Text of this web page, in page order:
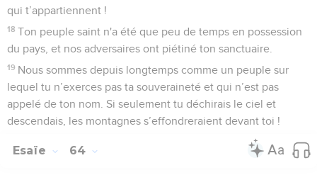
qui t’appartiennent !
18 Ton peuple saint n'a été que peu de temps en possession
du pays, et nos adversaires ont piétiné ton sanctuaire.
19 Nous sommes depuis longtemps comme un peuple sur
lequel tu n’exerces pas ta souveraineté et qui n’est pas
appelé de ton nom. Si seulement tu déchirais le ciel et
descendais, les montagnes s’effondreraient devant toi !
Esaïe 64